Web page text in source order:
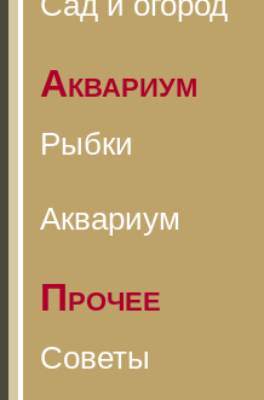
Аквариум
Рыбки
Аквариум
Прочее
Советы